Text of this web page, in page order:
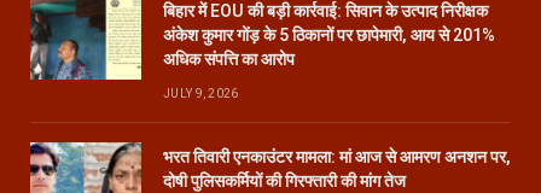
बिहार में EOU की बड़ी कार्रवाई: सिवान के उत्पाद निरीक्षक
अंकेश कुमार गोंड़ के 5 ठिकानों पर छापेमारी, आय से 201%
अधिक संपत्ति का आरोप
JULY 9, 2026
भरत तिवारी एनकाउंटर मामला: मां आज से आमरण अनशन पर,
दोषी पुलिसकर्मियों की गिरफ्तारी की मांग तेज